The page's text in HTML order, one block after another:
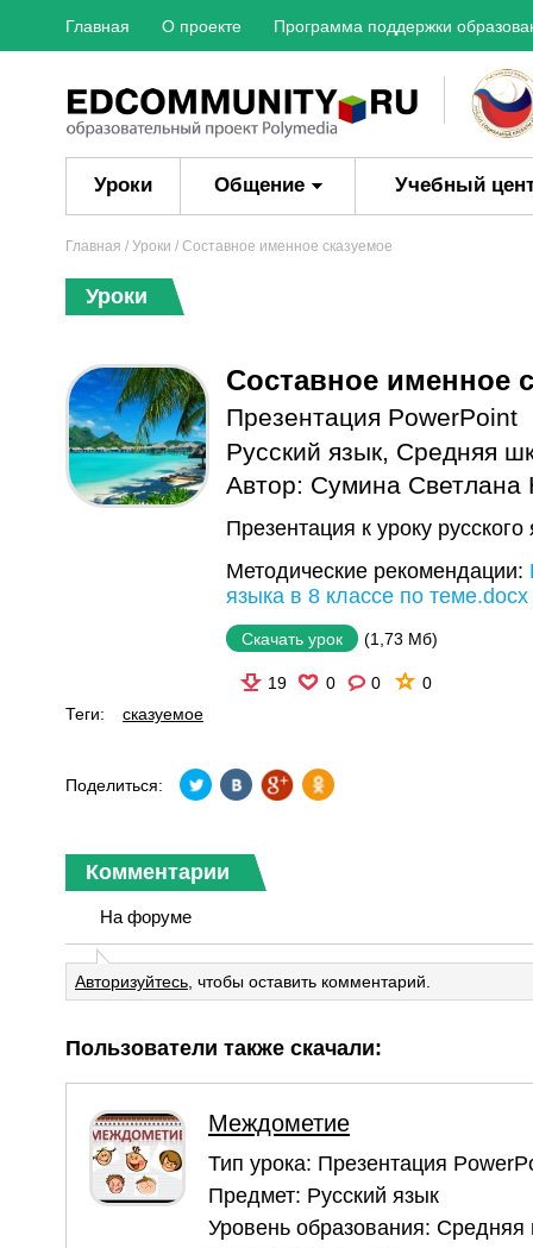
Главная О проекте Программа поддержки
Уроки Общение Учебный
Главная / Уроки / Составное именное сказуемое
Уроки
Составное именное
Презентация PowerPoint
Русский язык, Средняя
Автор: Сумина Светлана
Презентация к уроку
Методические рекомендации:
языка в 8 классе по теме.docx
Скачать урок (1,73 Мб)
19 0 0
0
Теги:
сказуемое
Поделиться:
Комментарии
На форуме
Авторизуйтесь , чтобы оставить комментарий.
Пользователи также скачали:
Междометие
Тип урока: Презентация
Предмет: Русский язык
Уровень образования: Средняя